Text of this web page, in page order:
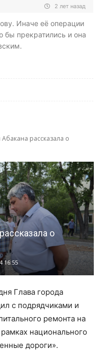
2 лет назад
Иначе её операции
бы прекратились и она